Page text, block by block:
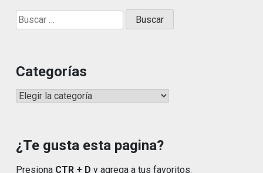
Buscar:
Categorías
Categorías
¿Te gusta esta pagina?
Presiona CTR + D y agrega a tus favoritos.